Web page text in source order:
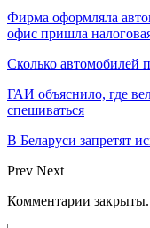
Фирма оформляла
офис пришла
Сколько автомобилей
ГАИ объяснило, где
спешиваться
В Беларуси запретят
Prev Next
Комментарии закрыты.